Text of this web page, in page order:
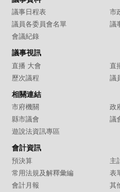
議事日程表
市
議員各委員會名單
議
會議紀錄
議事視訊
直播 大會
直
歷次議程
議
相關連結
市府機關
政
縣市議會
議
遊說法資訊專區
會計資訊
預決算
主
常用法規及解釋彙編
表
會計月報
其